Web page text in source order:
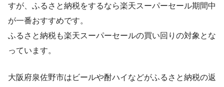
すが、ふるさと納税をするなら楽天スーパーセール期間中
が一番おすすめです。
ふるさと納税も楽天スーパーセールの買い回りの対象とな
っています。
大阪府泉佐野市はビールや酎ハイなどがふるさと納税の返